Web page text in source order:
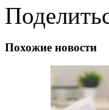
Похожие новости